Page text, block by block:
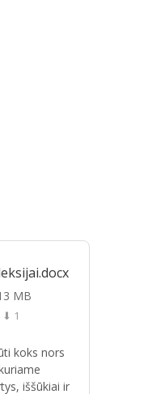
MB
⬇ 1
koks nors
iššūkiai ir